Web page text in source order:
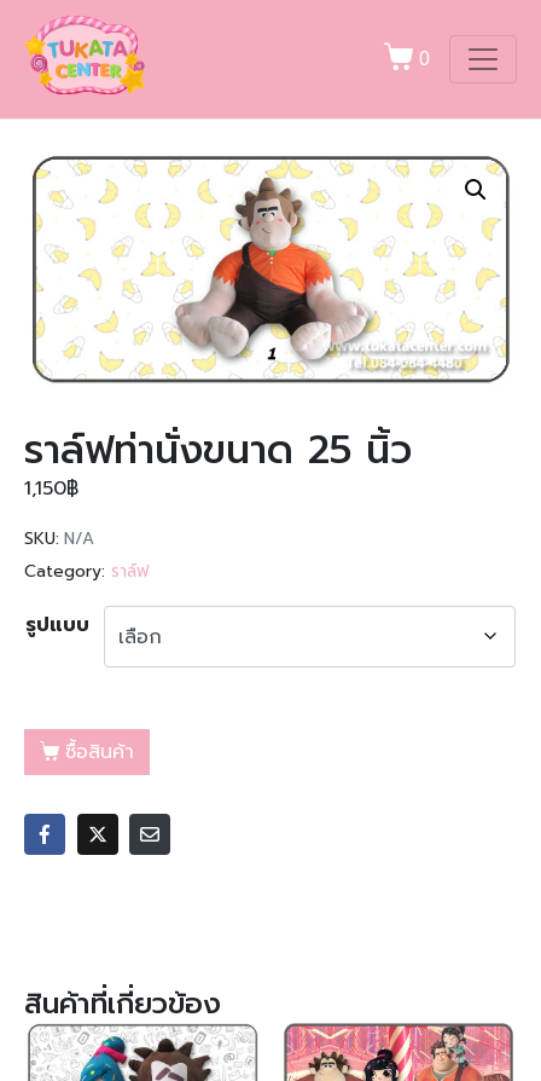
0
ราล์ฟท่านั่งขนาด 25 นิ้ว
1,150฿
SKU: N/A
Category: ราล์ฟ
รูปแบบ
ซื้อสินค้า
สินค้าที่เกี่ยวข้อง